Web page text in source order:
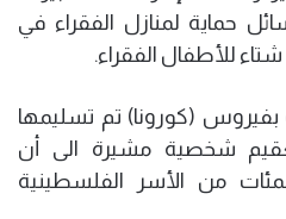
حماية لمنازل الفقراء في
للأطفال الفقراء.
بفيروس (كورونا) تم تسليمها
شخصية مشيرة الى أن
من الأسر الفلسطينية